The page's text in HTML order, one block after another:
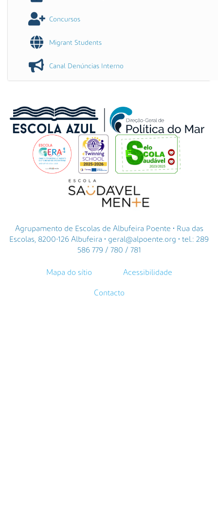
Concursos
Migrant Students
Canal Denúncias Interno
Agrupamento de Escolas de Albufeira Poente • Rua das
Escolas, 8200-126 Albufeira • geral@alpoente.org • tel.: 289
586 779 / 780 / 781
Mapa do sítio Acessibilidade
Contacto